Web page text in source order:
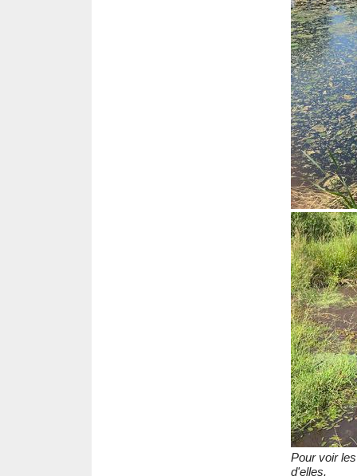
Pour voir
d'elles.